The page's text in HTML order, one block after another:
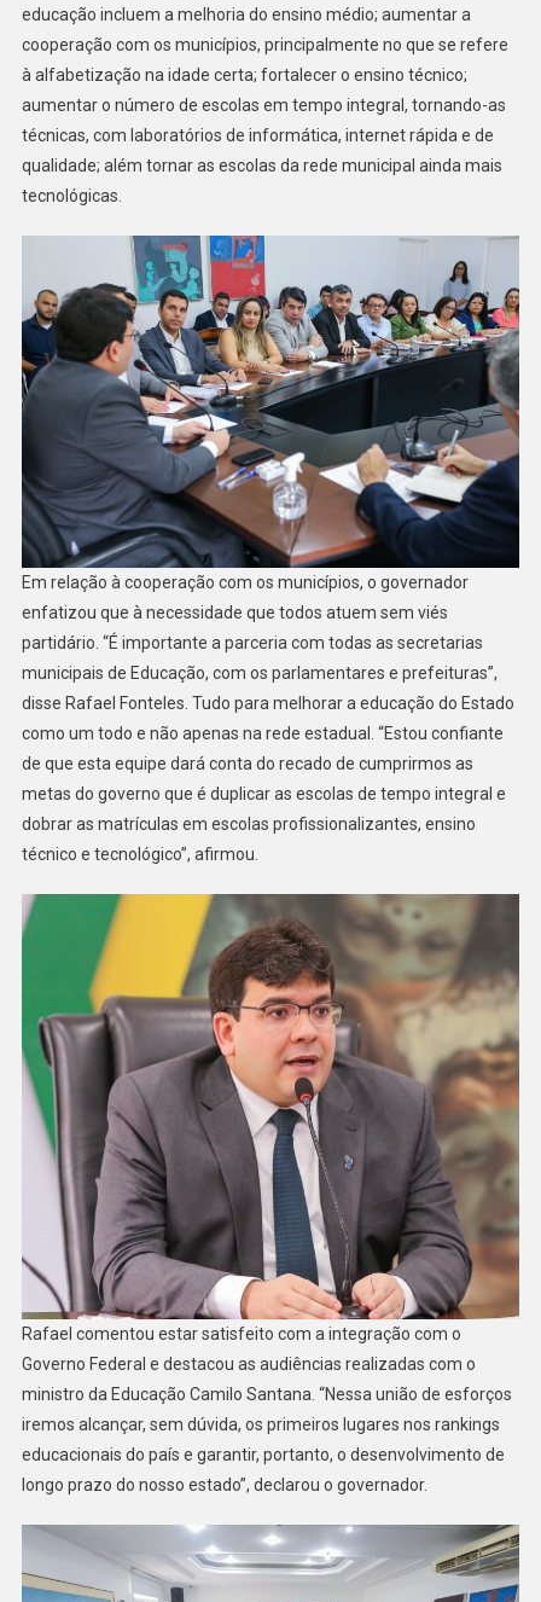
educação incluem a melhoria do ensino médio; aumentar a
cooperação com os municípios, principalmente no que se refere
à alfabetização na idade certa; fortalecer o ensino técnico;
aumentar o número de escolas em tempo integral, tornando-as
técnicas, com laboratórios de informática, internet rápida e de
qualidade; além tornar as escolas da rede municipal ainda mais
tecnológicas.
Em relação à cooperação com os municípios, o governador
enfatizou que à necessidade que todos atuem sem viés
partidário. “É importante a parceria com todas as secretarias
municipais de Educação, com os parlamentares e prefeituras”,
disse Rafael Fonteles. Tudo para melhorar a educação do Estado
como um todo e não apenas na rede estadual. “Estou confiante
de que esta equipe dará conta do recado de cumprirmos as
metas do governo que é duplicar as escolas de tempo integral e
dobrar as matrículas em escolas profissionalizantes, ensino
técnico e tecnológico”, afirmou.
Rafael comentou estar satisfeito com a integração com o
Governo Federal e destacou as audiências realizadas com o
ministro da Educação Camilo Santana. “Nessa união de esforços
iremos alcançar, sem dúvida, os primeiros lugares nos rankings
educacionais do país e garantir, portanto, o desenvolvimento de
longo prazo do nosso estado”, declarou o governador.